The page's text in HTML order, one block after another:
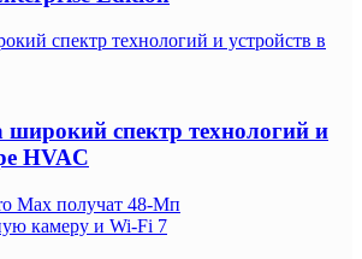
спектр технологий и устройств в
широкий спектр технологий и
HVAC
Max получат 48-Мп
камеру и Wi-Fi 7